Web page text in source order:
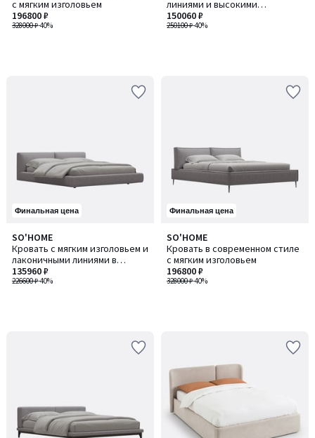
с мягким изголовьем
328000 ₽-40%
196800 ₽
линиями и высокими
деревянными опорами
250100 ₽-40%
150060 ₽
Финальная цена
SO'HOME
Кровать с мягким изголовьем и
лаконичными линиями в
итальянском стиле
226600 ₽-40%
135960 ₽
Финальная цена
SO'HOME
Кровать в современном стиле
с мягким изголовьем
328000 ₽-40%
196800 ₽